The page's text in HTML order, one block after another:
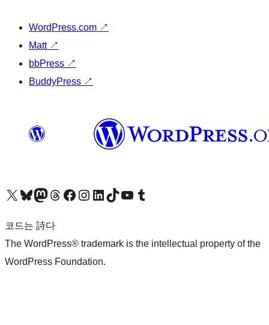
WordPress.com ↗
Matt ↗
bbPress ↗
BuddyPress ↗
X(이전 트위터) 계정 방문하기블루스카이 계정 방문하기마스토돈 계정 방문하기스레드 계정 방문하기 페이스북 페이지 방문하기인스타그램 계정 방문하기 LinkedIn 계정 방문하기틱톡 계정 방문하기유튜브 채널 방문하기 텀블러 계정 방문하기
코드는 詩다
The WordPress® trademark is the intellectual property of the
WordPress Foundation.